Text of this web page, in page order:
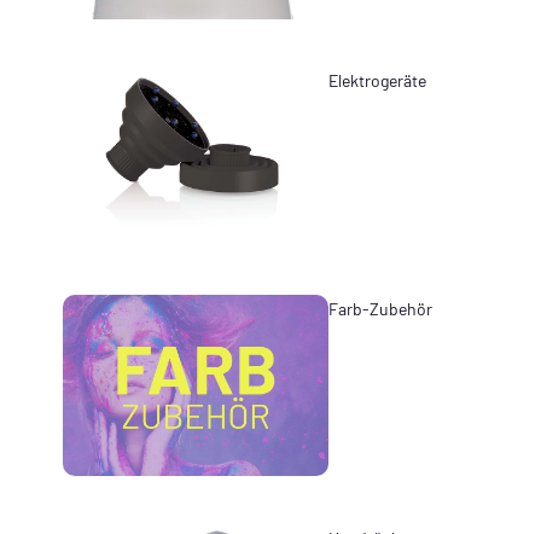
Elektrogeräte
Farb-Zubehör